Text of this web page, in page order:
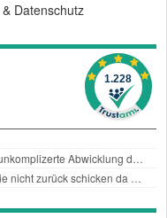
& Datenschutz